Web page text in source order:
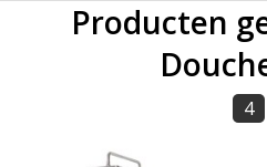
Producten
4